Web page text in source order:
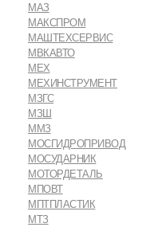
МАЗ
МАКСПРОМ
МАШТЕХСЕРВИС
МВКАВТО
МЕХ
МЕХИНСТРУМЕНТ
МЗГС
МЗШ
ММЗ
МОСГИДРОПРИВОД
МОСУДАРНИК
МОТОРДЕТАЛЬ
МПОВТ
МПТПЛАСТИК
МТЗ